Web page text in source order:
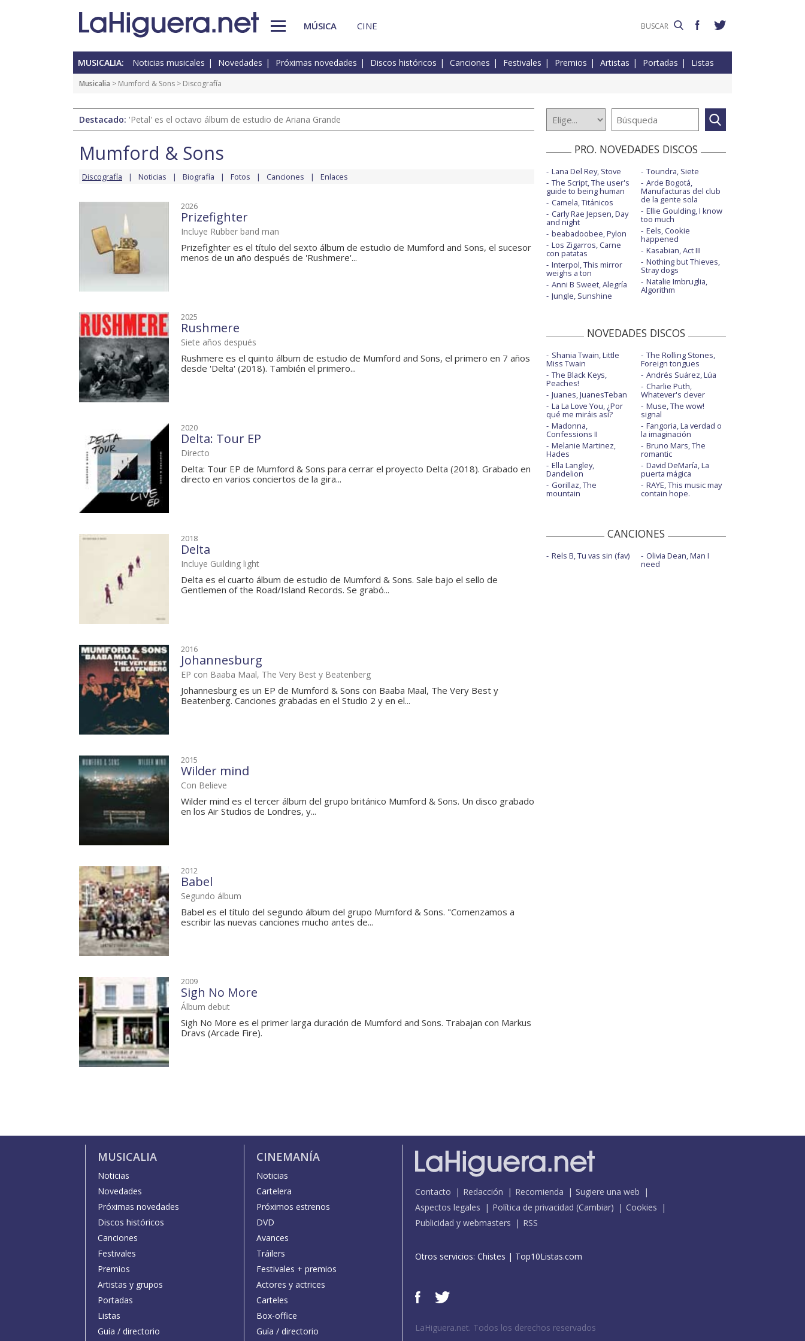
MÚSICA CINE
MUSICALIA: Noticias musicales Novedades Próximas novedades Discos históricos Canciones Festivales Premios Artistas Portadas Listas
Musicalia > Mumford & Sons > Discografía
Destacado: 'Petal' es el octavo álbum de estudio de Ariana Grande
Mumford & Sons
Discografía Noticias Biografía Fotos Canciones Enlaces
2026
Prizefighter
Incluye Rubber band man
Prizefighter es el título del sexto álbum de estudio de Mumford and Sons, el sucesor
menos de un año después de 'Rushmere'...
2025
Rushmere
Siete años después
Rushmere es el quinto álbum de estudio de Mumford and Sons, el primero en 7 años
desde 'Delta' (2018). También el primero...
2020
Delta: Tour EP
Directo
Delta: Tour EP de Mumford & Sons para cerrar el proyecto Delta (2018). Grabado en
directo en varios conciertos de la gira...
2018
Delta
Incluye Guilding light
Delta es el cuarto álbum de estudio de Mumford & Sons. Sale bajo el sello de
Gentlemen of the Road/Island Records. Se grabó...
2016
Johannesburg
EP con Baaba Maal, The Very Best y Beatenberg
Johannesburg es un EP de Mumford & Sons con Baaba Maal, The Very Best y
Beatenberg. Canciones grabadas en el Studio 2 y en el...
2015
Wilder mind
Con Believe
Wilder mind es el tercer álbum del grupo británico Mumford & Sons. Un disco grabado
en los Air Studios de Londres, y...
2012
Babel
Segundo álbum
Babel es el título del segundo álbum del grupo Mumford & Sons. "Comenzamos a
escribir las nuevas canciones mucho antes de...
2009
Sigh No More
Álbum debut
Sigh No More es el primer larga duración de Mumford and Sons. Trabajan con Markus
Dravs (Arcade Fire).
PRO. NOVEDADES DISCOS
Lana Del Rey, Stove
The Script, The user's
guide to being human
Camela, Titánicos
Carly Rae Jepsen, Day
and night
beabadoobee, Pylon
Los Zigarros, Carne
con patatas
Interpol, This mirror
weighs a ton
Anni B Sweet, Alegría
Jungle, Sunshine
Toundra, Siete
Arde Bogotá,
Manufacturas del club
de la gente sola
Ellie Goulding, I know
too much
Eels, Cookie
happened
Kasabian, Act III
Nothing but Thieves,
Stray dogs
Natalie Imbruglia,
Algorithm
NOVEDADES DISCOS
Shania Twain, Little
Miss Twain
The Black Keys,
Peaches!
Juanes, JuanesTeban
La La Love You, ¿Por
qué me miráis así?
Madonna,
Confessions II
Melanie Martinez,
Hades
Ella Langley,
Dandelion
Gorillaz, The
mountain
The Rolling Stones,
Foreign tongues
Andrés Suárez, Lúa
Charlie Puth,
Whatever's clever
Muse, The wow!
signal
Fangoria, La verdad o
la imaginación
Bruno Mars, The
romantic
David DeMaría, La
puerta mágica
RAYE, This music may
contain hope.
CANCIONES
Rels B, Tu vas sin (fav) Olivia Dean, Man I
need
MUSICALIA
Noticias
Novedades
Próximas novedades
Discos históricos
Canciones
Festivales
Premios
Artistas y grupos
Portadas
Listas
Guía / directorio
CINEMANÍA
Noticias
Cartelera
Próximos estrenos
DVD
Avances
Tráilers
Festivales + premios
Actores y actrices
Carteles
Box-office
Guía / directorio
Contacto Redacción Recomienda
Sugiere una web
Aspectos legales
Política de privacidad (Cambiar)
Cookies
Publicidad y webmasters
RSS
Otros servicios: Chistes | Top10Listas.com
LaHiguera.net. Todos los derechos reservados